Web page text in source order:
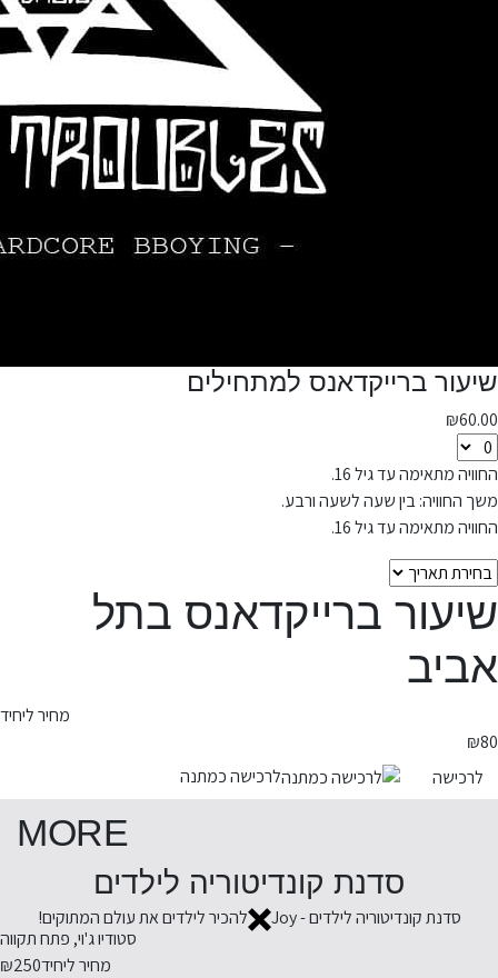
שיעור ברייקדאנס למתחילים
₪60.00
החוויה מתאימה עד גיל 16.
משך החוויה: בין שעה לשעה ורבע.
החוויה מתאימה עד גיל 16.
שיעור ברייקדאנס בתל
אביב
מחיר ליחיד
₪80
לרכישה
לרכישה כמתנה
MORE
סדנת קונדיטוריה לילדים
סדנת קונדיטוריה לילדים - Joy
להכיר לילדים את עולם המתוקים!
סטודיו ג'וי, פתח תקווה
מחיר ליחיד₪250